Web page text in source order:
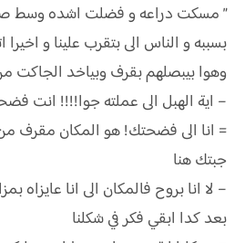
” مسكت دراعه و فضلت اشده وسط
بسببه و الناس الى بتقرب علينا و
وهوا بيبصلهم بقرف وبياخد الجاكت من
– اية الهبل الى عملته جوا!!!! انت
= انا الى فضحتك! هو المكان مقرف من
جبتك هنا
– لا انا بروح فالمكان الى انا
بعد كدا ابقي فكر في شكلنا